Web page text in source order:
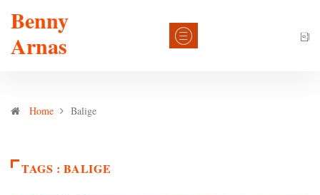
Benny
Arnas
Home Balige
TAGS : BALIGE